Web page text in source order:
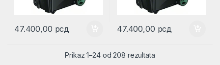
47.400,00 рсд 47.400,00 рсд
Prikaz 1–24 od 208 rezultata